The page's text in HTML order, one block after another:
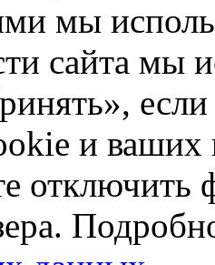
мы
сайта мы
если
и
отключить